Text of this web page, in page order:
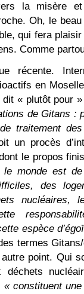
la misère
Oh, le
qui fera
Comme
récente.
en
« plutôt pour
de Gitans :
traitement
un procès
le propos
le monde est
des
nucléaires,
espèce
termes
point. Qui
« constituent